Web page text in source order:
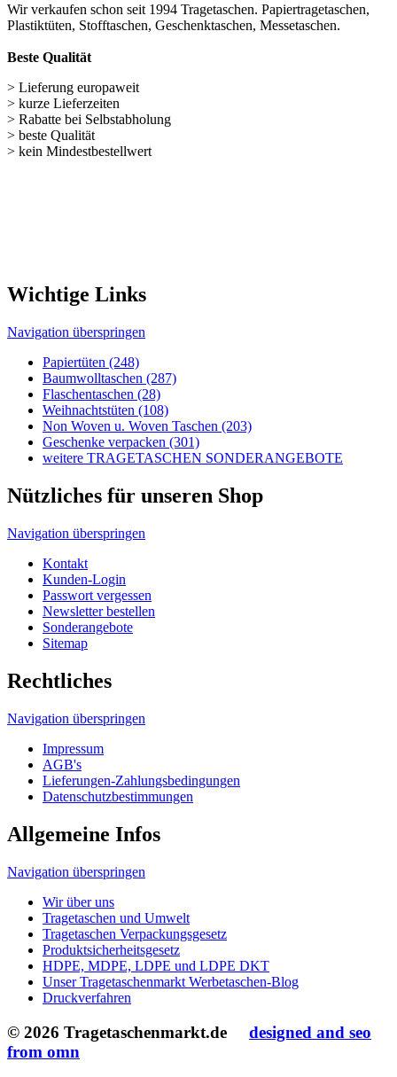
Wichtige Links
Navigation überspringen
Papiertüten (248)
Baumwolltaschen (287)
Flaschentaschen (28)
Weihnachts­tüten (108)
Non Woven u. Woven Taschen (203)
Geschenke verpacken (301)
Kunden-Login
Newsletter bestellen
Sitemap
Rechtliches
Navigation überspringen
Impressum
Lieferungen-Zahlungsbedingungen
Navigation überspringen
Wir über uns
Tragetaschen und Umwelt
Tragetaschen Verpackungsgesetz
HDPE, MDPE, LDPE und LDPE DKT
Druckverfahren
© 2026 Tragetaschenmarkt.de
from omn